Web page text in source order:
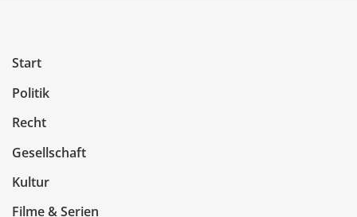
Start
Politik
Recht
Gesellschaft
Kultur
Filme & Serien